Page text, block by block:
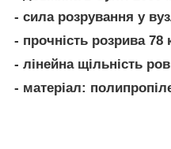
- сила розрування у
- прочність розрива 78
- лінейна щільність
- матеріал: